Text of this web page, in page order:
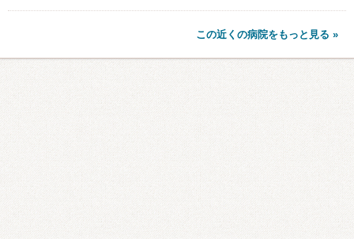
この近くの病院をもっと見る »